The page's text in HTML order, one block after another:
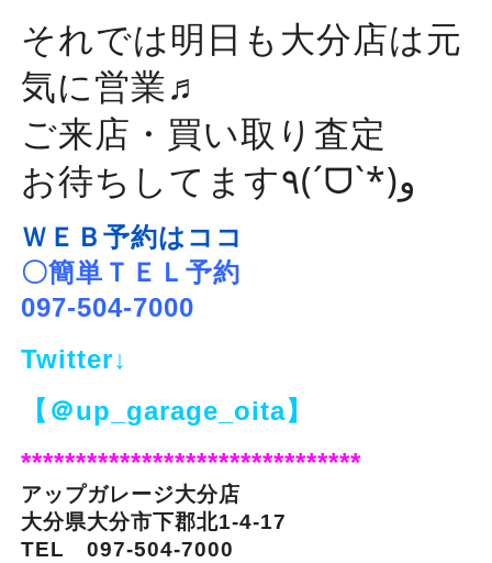
それでは明日も大分店は元
気に営業♬
ご来店・買い取り査定
お待ちしてます٩(ˊᗜˋ*)و
ＷＥＢ予約はココ
〇簡単ＴＥＬ予約
097-504-7000
Twitter↓
【＠up_garage_oita】
*******************************
アップガレージ大分店
大分県大分市下郡北1-4-17
TEL 097-504-7000